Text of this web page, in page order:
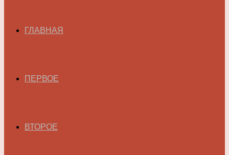
ГЛАВНАЯ
ПЕРВОЕ
ВТОРОЕ